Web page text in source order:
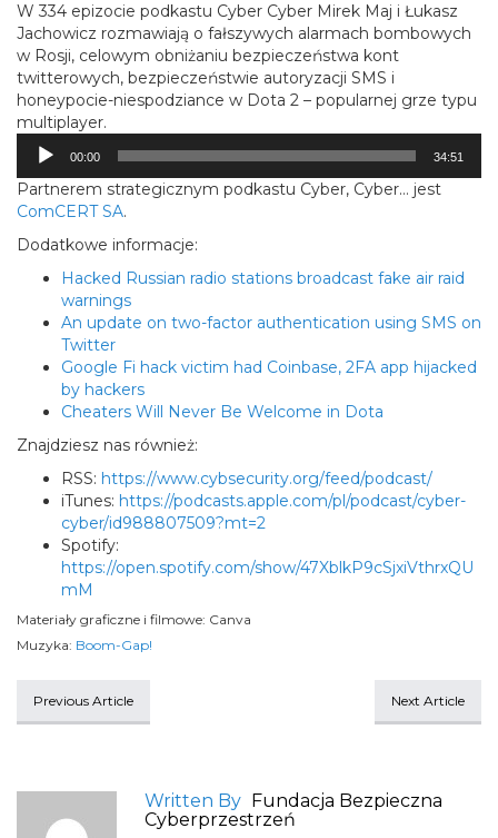
W 334 epizocie podkastu Cyber Cyber Mirek Maj i Łukasz
Jachowicz rozmawiają o fałszywych alarmach bombowych
w Rosji, celowym obniżaniu bezpieczeństwa kont
twitterowych, bezpieczeństwie autoryzacji SMS i
honeypocie-niespodziance w Dota 2 – popularnej grze typu
multiplayer.
Odtwarzacz
plików
dźwiękowych
00:00 34:51
Partnerem strategicznym podkastu Cyber, Cyber… jest
ComCERT SA.
Dodatkowe informacje:
Hacked Russian radio stations broadcast fake air raid
warnings
An update on two-factor authentication using SMS on
Twitter
Google Fi hack victim had Coinbase, 2FA app hijacked
by hackers
Cheaters Will Never Be Welcome in Dota
Znajdziesz nas również:
RSS: https://www.cybsecurity.org/feed/podcast/
iTunes: https://podcasts.apple.com/pl/podcast/cyber-
cyber/id988807509?mt=2
Spotify:
https://open.spotify.com/show/47XblkP9cSjxiVthrxQU
mM
Materiały graficzne i filmowe: Canva
Muzyka: Boom-Gap!
Previous Article Next Article
Written By
Fundacja Bezpieczna
Cyberprzestrzeń